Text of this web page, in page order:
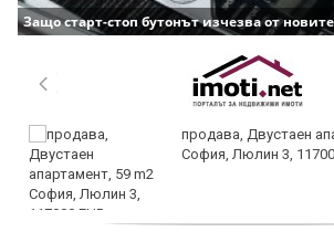
Защо старт-стоп бутонът изчезва от
продава, Двустаен
София, Люлин 3,